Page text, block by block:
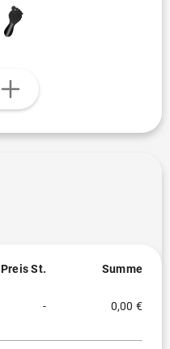
Preis St. Summe
- 0,00 €